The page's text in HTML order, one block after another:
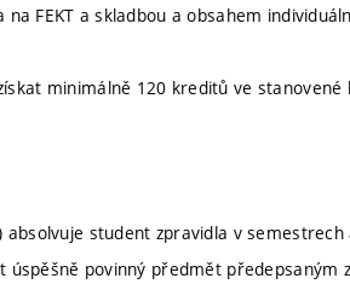
FEKT a skladbou a obsahem
minimálně 120 kreditů ve stanovené
student zpravidla v
úspěšně povinný předmět předepsaným